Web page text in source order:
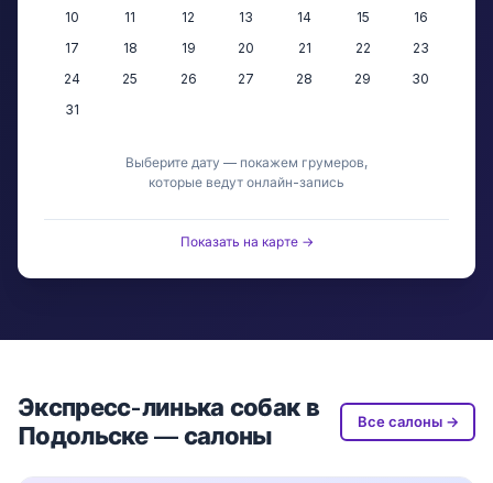
10
11 12 13 14 15
16
17
18 19 20 21 22
23
24
25 26 27 28 29
30
31
Выберите дату — покажем грумеров,
которые ведут онлайн-запись
Показать на карте →
Экспресс-линька собак в
Подольске — салоны
Все салоны →